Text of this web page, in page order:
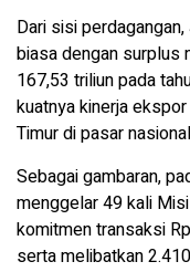
Dari sisi
biasa dengan surplus
167,53 triliun pada
kuatnya kinerja
Timur di pasar
Sebagai gambaran,
menggelar 49 kali
komitmen transaksi
serta melibatkan